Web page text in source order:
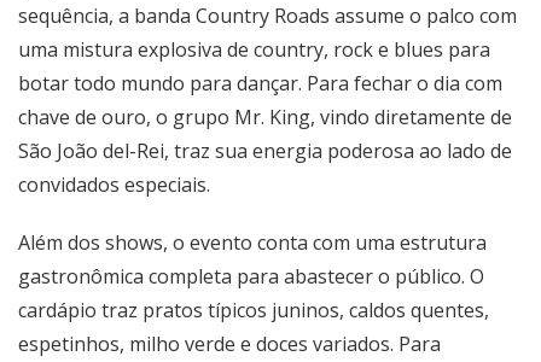
sequência, a banda Country Roads assume o palco com
uma mistura explosiva de country, rock e blues para
botar todo mundo para dançar. Para fechar o dia com
chave de ouro, o grupo Mr. King, vindo diretamente de
São João del-Rei, traz sua energia poderosa ao lado de
convidados especiais.
Além dos shows, o evento conta com uma estrutura
gastronômica completa para abastecer o público. O
cardápio traz pratos típicos juninos, caldos quentes,
espetinhos, milho verde e doces variados. Para